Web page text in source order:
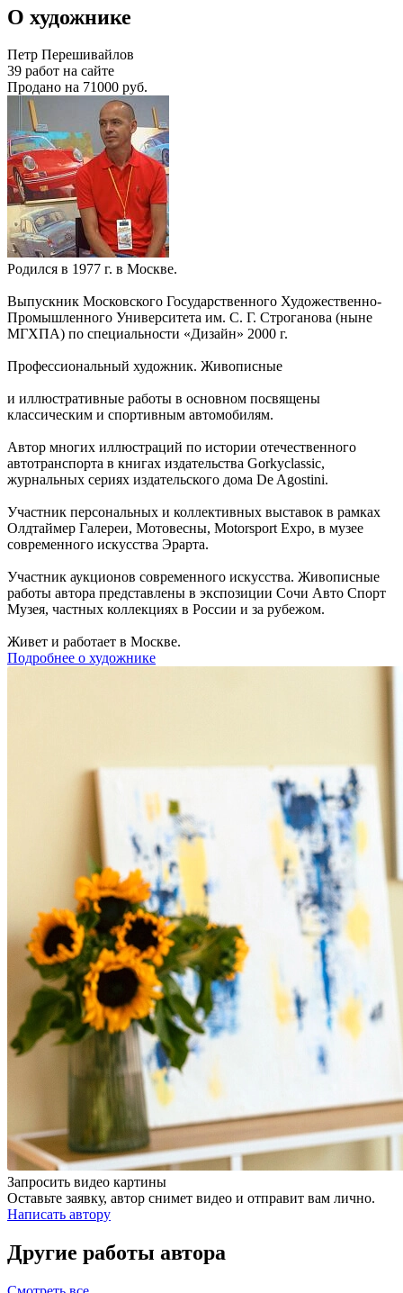
О художнике
Петр Перешивайлов
39 работ на сайте
Продано на 71000 руб.
Родился в 1977 г. в Москве.
Выпускник Московского Государственного Художественно-
Промышленного Университета им. С. Г. Строганова (ныне
МГХПА) по специальности «Дизайн» 2000 г.
Профессиональный художник. Живописные
и иллюстративные работы в основном посвящены
классическим и спортивным автомобилям.
Автор многих иллюстраций по истории отечественного
автотранспорта в книгах издательства Gorkyclassic,
журнальных сериях издательского дома De Agostini.
Участник персональных и коллективных выставок в рамках
Олдтаймер Галереи, Мотовесны, Motorsport Expo, в музее
современного искусства Эрарта.
Участник аукционов современного искусства. Живописные
работы автора представлены в экспозиции Сочи Авто Спорт
Музея, частных коллекциях в России и за рубежом.
Живет и работает в Москве.
Подробнее о художнике
Запросить видео картины
Оставьте заявку, автор снимет видео и отправит вам лично.
Написать автору
Другие работы автора